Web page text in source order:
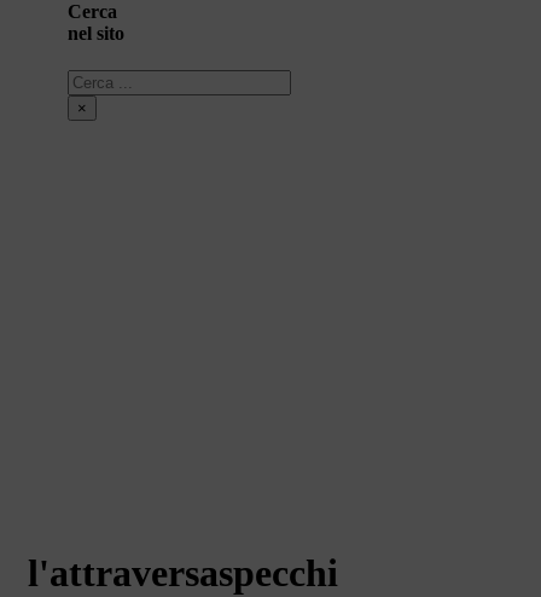
Cerca
nel sito
Cerca
×
l'attraversaspecchi